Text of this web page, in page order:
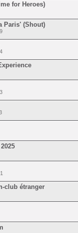
for Heroes)
Paris' (Shout)
club étranger